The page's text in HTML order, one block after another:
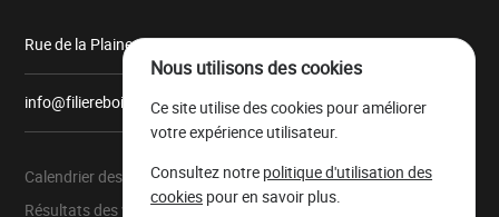
Rue de la Plaine, 9 6900 Marche-en-Famenne
info@filiereboiswallonie.be
Calendrier des ventes
Résultats des ventes
À propos
Parc à grumes
Nous utilisons des cookies
Ce site utilise des cookies pour améliorer
votre expérience utilisateur.
Consultez notre politique d'utilisation des
cookies pour en savoir plus.